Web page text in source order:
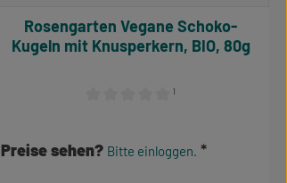
¹
Rosengarten Vegane Schoko-
Kugeln mit Knusperkern, BIO, 80g
Preise sehen? Bitte einloggen.